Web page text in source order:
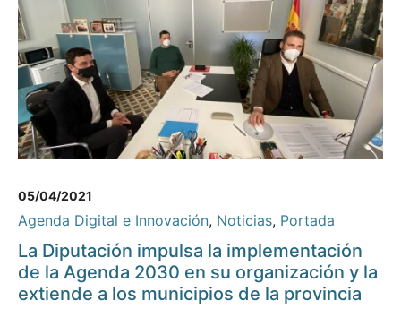
05/04/2021
Agenda Digital e Innovación, Noticias, Portada
La Diputación impulsa la implementación
de la Agenda 2030 en su organización y la
extiende a los municipios de la provincia